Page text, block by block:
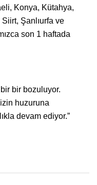
Konya, Kütahya,
Şanlıurfa ve
son 1 haftada
bir bozuluyor.
huzuruna
devam ediyor.”